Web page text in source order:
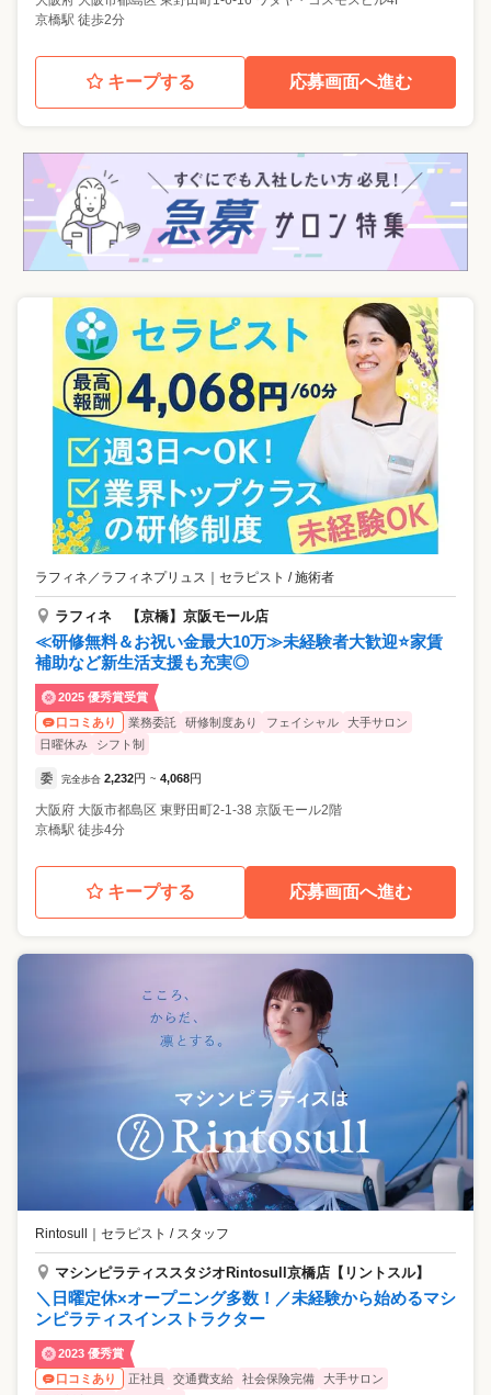
京橋駅 徒歩2分
キープする 応募画面へ進む
ラフィネ／ラフィネプリュス セラピスト / 施術者
ラフィネ 【京橋】京阪モール店
≪研修無料＆お祝い金最大10万≫未経験者大歓迎⭐家賃
補助など新生活支援も充実◎
2025 優秀賞受賞
口コミあり
業務委託 研修制度あり フェイシャル
大手サロン
日曜休み
シフト制
委 完全歩合 2,232円 ~ 4,068円
大阪府 大阪市都島区 東野田町2-1-38 京阪モール2階
京橋駅 徒歩4分
キープする 応募画面へ進む
Rintosull セラピスト / スタッフ
マシンピラティススタジオRintosull京橋店【リントスル】
＼日曜定休×オープニング多数！／未経験から始めるマシ
ンピラティスインストラクター
2023 優秀賞
口コミあり
正社員 交通費支給 社会保険完備
大手サロン